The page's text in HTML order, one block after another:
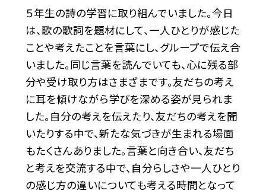
５年生の詩の学習に取り組んでいました。今日
は、歌の歌詞を題材にして、一人ひとりが感じた
ことや考えたことを言葉にし、グループで伝え合
いました。同じ言葉を読んでいても、心に残る部
分や受け取り方はさまざまです。友だちの考え
に耳を傾けながら学びを深める姿が見られま
した。自分の考えを伝えたり、友だちの考えを聞
いたりする中で、新たな気づきが生まれる場面
もたくさんありました。言葉と向き合い、友だち
と考えを交流する中で、自分らしさや一人ひとり
の感じ方の違いについても考える時間となって